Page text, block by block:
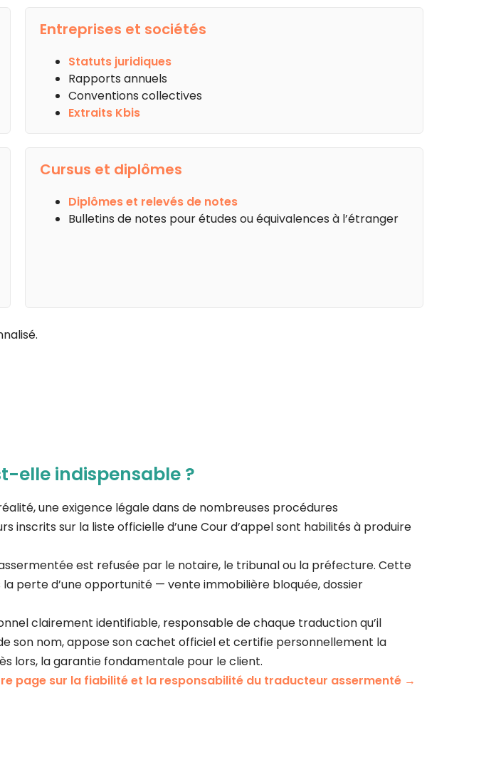
Entreprises et sociétés
Statuts juridiques
Rapports annuels
Conventions collectives
Extraits Kbis
Cursus et diplômes
Diplômes et relevés de notes
Bulletins de notes pour études ou équivalences à l’étranger
elle indispensable ?
une exigence légale dans de nombreuses procédures
inscrits sur la liste officielle d’une Cour d’appel sont habilités à produire
est refusée par le notaire, le tribunal ou la préfecture. Cette
perte d’une opportunité — vente immobilière bloquée, dossier
clairement identifiable, responsable de chaque traduction qu’il
son nom, appose son cachet officiel et certifie personnellement la
lors, la garantie fondamentale pour le client.
page sur la fiabilité et la responsabilité du traducteur assermenté →